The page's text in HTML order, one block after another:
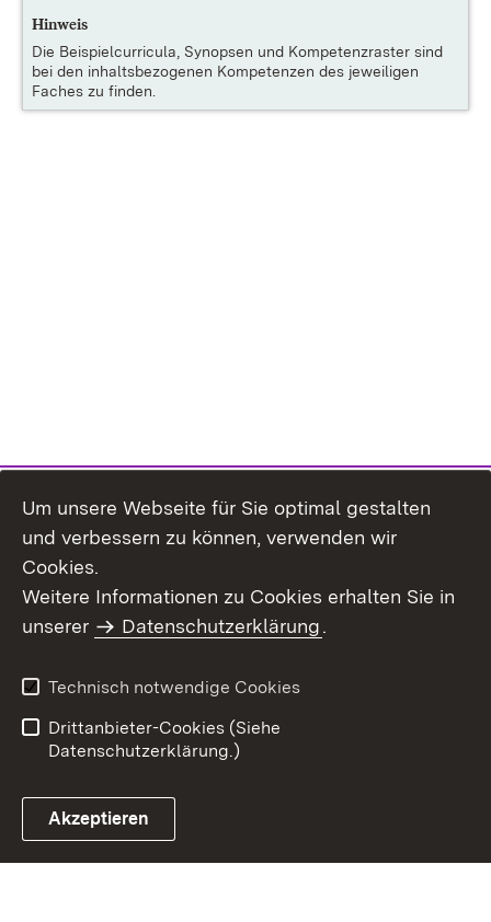
Hinweis
Die Beispielcurricula, Synopsen und Kompetenzraster sind
bei den inhaltsbezogenen Kompetenzen des jeweiligen
Faches zu finden.
Um unsere Webseite für Sie optimal gestalten
und verbessern zu können, verwenden wir
Cookies.
Weitere Informationen zu Cookies erhalten Sie in
unserer
Datenschutzerklärung.
Technisch notwendige Cookies
Drittanbieter-Cookies (Siehe
Datenschutzerklärung.)
Akzeptieren